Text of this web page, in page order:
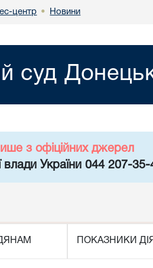
центр • Новини
суд
з офіційних джерел
України 044 207-35-
ПОКАЗНИКИ